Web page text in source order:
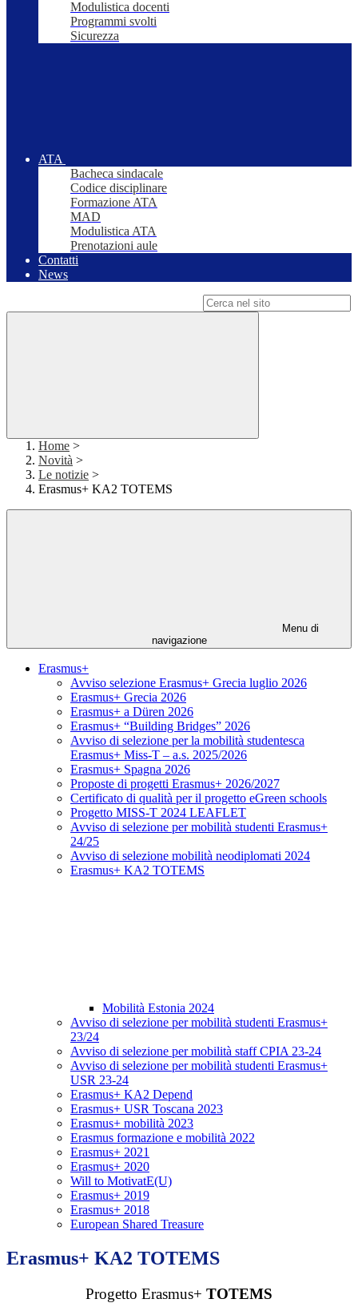
Modulistica docenti
Programmi svolti
Sicurezza
ATA
Bacheca sindacale
Codice disciplinare
Formazione ATA
MAD
Modulistica ATA
Prenotazioni aule
Contatti
News
Home >
Novità >
Le notizie >
Erasmus+ KA2 TOTEMS
Menu di
navigazione
Erasmus+
Avviso selezione Erasmus+ Grecia luglio 2026
Erasmus+ Grecia 2026
Erasmus+ a Düren 2026
Erasmus+ “Building Bridges” 2026
Avviso di selezione per la mobilità studentesca
Erasmus+ Miss-T – a.s. 2025/2026
Erasmus+ Spagna 2026
Proposte di progetti Erasmus+ 2026/2027
Certificato di qualità per il progetto eGreen schools
Progetto MISS-T 2024 LEAFLET
Avviso di selezione per mobilità studenti Erasmus+
24/25
Avviso di selezione mobilità neodiplomati 2024
Erasmus+ KA2 TOTEMS
Mobilità Estonia 2024
Avviso di selezione per mobilità studenti Erasmus+
23/24
Avviso di selezione per mobilità staff CPIA 23-24
Avviso di selezione per mobilità studenti Erasmus+
USR 23-24
Erasmus+ KA2 Depend
Erasmus+ USR Toscana 2023
Erasmus+ mobilità 2023
Erasmus formazione e mobilità 2022
Erasmus+ 2021
Erasmus+ 2020
Will to MotivatE(U)
Erasmus+ 2019
Erasmus+ 2018
European Shared Treasure
Erasmus+ KA2 TOTEMS
Progetto Erasmus+ TOTEMS